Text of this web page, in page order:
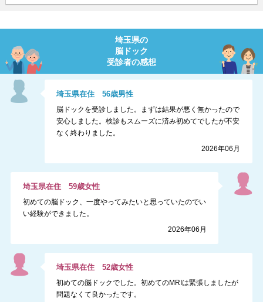
埼玉県の
脳ドック
受診者の感想
埼玉県在住56歳男性
脳ドックを受診しました。まずは結果が悪く無かったので
安心しました。検診もスムーズに済み初めてでしたが不安
なく終わりました。
2026年06月
埼玉県在住 59歳女性
初めての脳ドック、一度やってみたいと思っていたのでい
い経験ができました。
2026年06月
埼玉県在住52歳女性
初めての脳ドックでした。初めてのMRIは緊張しましたが
問題なくて良かったです。